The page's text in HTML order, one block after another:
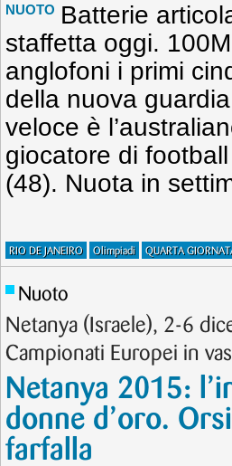
NUOTO Batterie
staffetta oggi.
anglofoni i primi
della nuova
veloce è
giocatore di
(48). Nuota in
RIO DE JANEIRO Olimpiadi QUARTA
Nuoto
Netanya (Israele), 2-6
Campionati Europei in
Netanya 2015:
donne d’oro.
farfalla